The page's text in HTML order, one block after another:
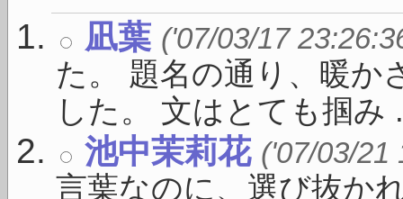
凪葉 ('07/03/17
た。 題名の通り、暖か
した。 文はとても掴み
池中茉莉花 ('07/03/21
言葉なのに、選び抜か